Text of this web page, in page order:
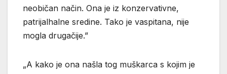
neobičan način. Ona je iz konzervativne,
patrijalhalne sredine. Tako je vaspitana, nije
mogla drugačije.”
„A kako je ona našla tog muškarca s kojim je